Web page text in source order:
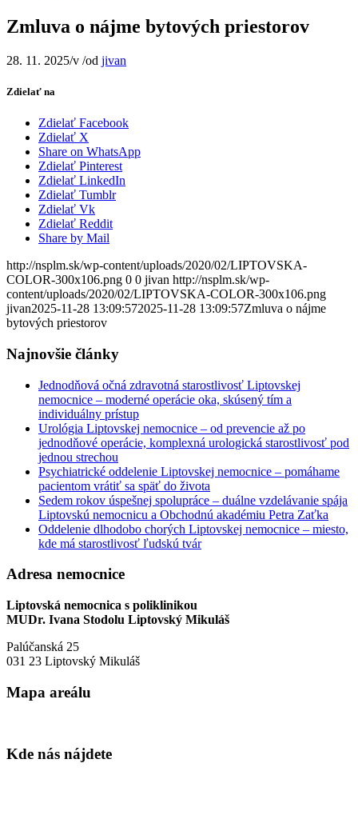
Zmluva o nájme bytových priestorov
28. 11. 2025/v /od jivan
Zdielať na
Zdielať Facebook
Zdielať X
Share on WhatsApp
Zdielať Pinterest
Zdielať LinkedIn
Zdielať Tumblr
Zdielať Vk
Zdielať Reddit
Share by Mail
http://nsplm.sk/wp-content/uploads/2020/02/LIPTOVSKA-
COLOR-300x106.png 0 0 jivan http://nsplm.sk/wp-
content/uploads/2020/02/LIPTOVSKA-COLOR-300x106.png
jivan2025-11-28 13:09:572025-11-28 13:09:57Zmluva o nájme
bytových priestorov
Najnovšie články
Jednodňová očná zdravotná starostlivosť Liptovskej
nemocnice – moderné operácie oka, skúsený tím a
individuálny prístup
Urológia Liptovskej nemocnice – od prevencie až po
jednodňové operácie, komplexná urologická starostlivosť pod
jednou strechou
Psychiatrické oddelenie Liptovskej nemocnice – pomáhame
pacientom vrátiť sa späť do života
Sedem rokov úspešnej spolupráce – duálne vzdelávanie spája
Liptovskú nemocnicu a Obchodnú akadémiu Petra Zaťka
Oddelenie dlhodobo chorých Liptovskej nemocnice – miesto,
kde má starostlivosť ľudskú tvár
Adresa nemocnice
Liptovská nemocnica s poliklinikou
MUDr. Ivana Stodolu Liptovský Mikuláš
Palúčanská 25
031 23 Liptovský Mikuláš
Mapa areálu
Kde nás nájdete